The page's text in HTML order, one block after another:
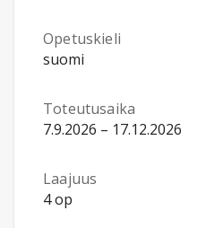
Opetuskieli
suomi
Toteutusaika
7.9.2026 – 17.12.2026
Laajuus
4 op